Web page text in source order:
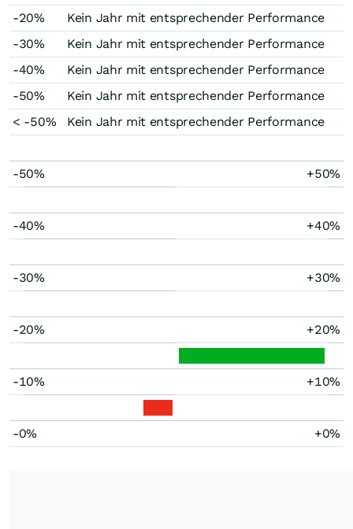
-20%
Kein Jahr mit entsprechender Performance
-30%
Kein Jahr mit entsprechender Performance
-40%
Kein Jahr mit entsprechender Performance
-50%
Kein Jahr mit entsprechender Performance
< -50%
Kein Jahr mit entsprechender Performance
-50% +50%
-40% +40%
-30% +30%
-20% +20%
-10% +10%
-0% +0%